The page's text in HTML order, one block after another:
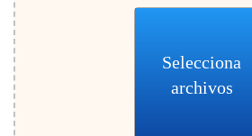
Selecciona
archivos